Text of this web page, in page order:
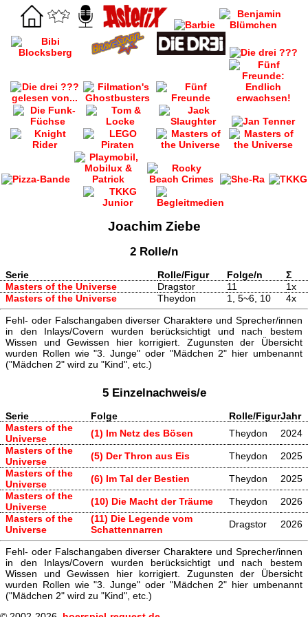
Joachim Ziebe
2 Rolle/n
Serie Rolle/Figur Folge/n
Σ
Masters of the Universe
Dragstor 11
1x
Masters of the Universe
Theydon 1, 5~6, 10 4x
Fehl- oder Falschangaben diverser Charaktere und Sprecher/innen
in den Inlays/Covern wurden berücksichtigt und nach bestem
Wissen und Gewissen hier korrigiert. Zugunsten der Übersicht
wurden Rollen wie "3. Junge" oder "Mädchen 2" hier umbenannt
("Mädchen 2" wird zu "Kind", etc.)
5 Einzelnachweis/e
Serie Folge Rolle/FigurJahr
Masters of the
Universe
(1) Im Netz des Bösen Theydon
2024
Masters of the
Universe
(5) Der Thron aus Eis Theydon
2025
Masters of the
Universe
(6) Im Tal der Bestien Theydon
2025
Masters of the
Universe
(10) Die Macht der Träume Theydon
2026
Masters of the
Universe
(11) Die Legende vom
Schattennarren
Dragstor 2026
Fehl- oder Falschangaben diverser Charaktere und Sprecher/innen
in den Inlays/Covern wurden berücksichtigt und nach bestem
Wissen und Gewissen hier korrigiert. Zugunsten der Übersicht
wurden Rollen wie "3. Junge" oder "Mädchen 2" hier umbenannt
("Mädchen 2" wird zu "Kind", etc.)